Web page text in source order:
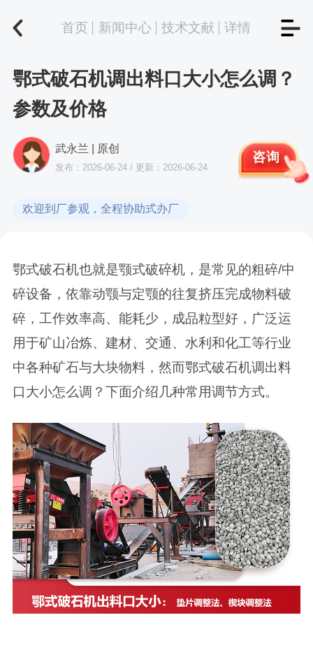
首页 新闻中心 技术文献 详情
鄂式破石机调出料口大小怎么调？
参数及价格
武永兰 | 原创
发布：2026-06-24 / 更新：2026-06-24
咨询
欢迎到厂参观，全程协助式办厂
鄂式破石机也就是颚式破碎机，是常见的粗碎/中
碎设备，依靠动颚与定颚的往复挤压完成物料破
碎，工作效率高、能耗少，成品粒型好，广泛运
用于矿山冶炼、建材、交通、水利和化工等行业
中各种矿石与大块物料，然而鄂式破石机调出料
口大小怎么调？下面介绍几种常用调节方式。